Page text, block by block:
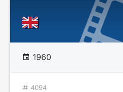
1960
4094